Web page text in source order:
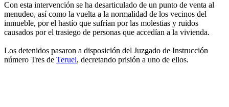
Con esta intervención se ha desarticulado de un punto de venta al
menudeo, así como la vuelta a la normalidad de los vecinos del
inmueble, por el hastío que sufrían por las molestias y ruidos
causados por el trasiego de personas que accedían a la vivienda.
Los detenidos pasaron a disposición del Juzgado de Instrucción
número Tres de Teruel, decretando prisión a uno de ellos.